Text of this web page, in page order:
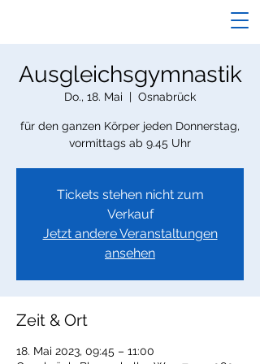
Ausgleichsgymnastik
Do., 18. Mai
  |
Osnabrück
für den ganzen Körper jeden Donnerstag,
vormittags ab 9.45 Uhr
Tickets stehen nicht zum
Verkauf
Jetzt andere Veranstaltungen
ansehen
Zeit & Ort
18. Mai 2023, 09:45 – 11:00